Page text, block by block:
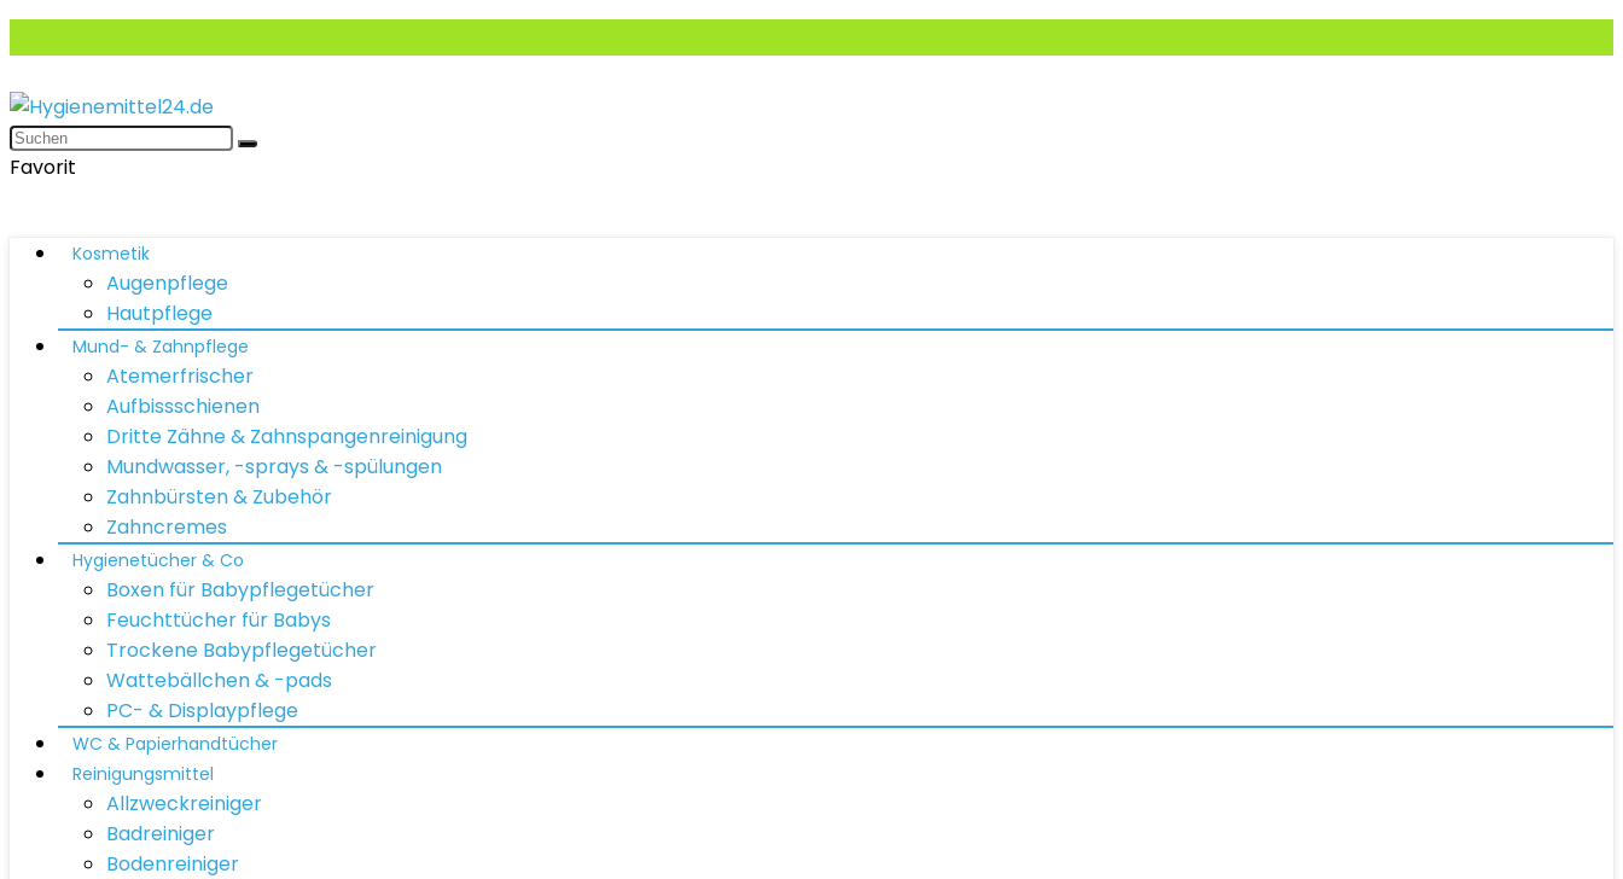
Favorit
Kosmetik
Augenpflege
Hautpflege
Mund- & Zahnpflege
Atemerfrischer
Aufbissschienen
Dritte Zähne & Zahnspangenreinigung
Mundwasser, -sprays & -spülungen
Zahnbürsten & Zubehör
Zahncremes
Hygienetücher & Co
Boxen für Babypflegetücher
Feuchttücher für Babys
Trockene Babypflegetücher
Wattebällchen & -pads
PC- & Displaypflege
WC & Papierhandtücher
Reinigungsmittel
Allzweckreiniger
Badreiniger
Bodenreiniger